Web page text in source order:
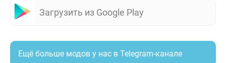
Загрузить из Google Play
Ещё больше модов у нас в Telegram-канале